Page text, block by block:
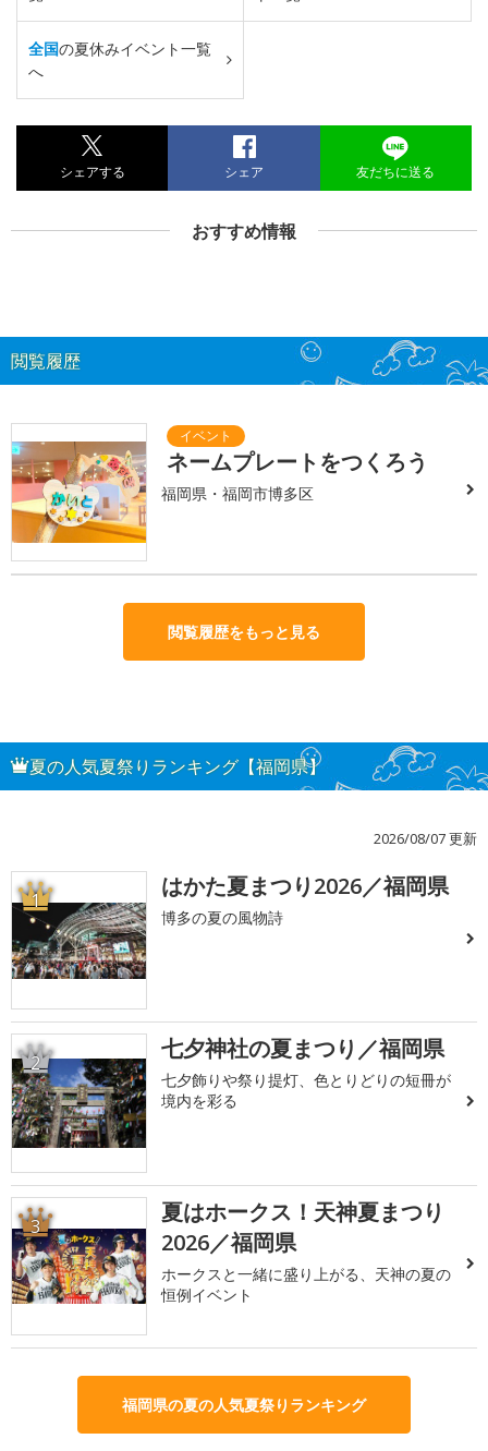
全国の夏休みイベント一覧
へ
シェアする シェア 友だちに送る
おすすめ情報
閲覧履歴
ネームプレートをつくろう
福岡県・福岡市博多区
閲覧履歴をもっと見る
夏の人気夏祭りランキング【福岡県】
2026/08/07 更新
1 はかた夏まつり2026／福岡県
博多の夏の風物詩
2 七夕神社の夏まつり／福岡県
七夕飾りや祭り提灯、色とりどりの短冊が
境内を彩る
3
夏はホークス！天神夏まつり
2026／福岡県
ホークスと一緒に盛り上がる、天神の夏の
恒例イベント
福岡県の夏の人気夏祭りランキング